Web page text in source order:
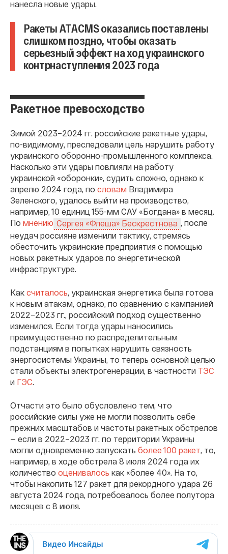
нанесла новые удары.
Ракеты ATACMS оказались поставлены
слишком поздно, чтобы оказать
серьезный эффект на ход украинского
контрнаступления 2023 года
Ракетное превосходство
Зимой 2023–2024 гг. российские ракетные удары,
по-видимому, преследовали цель нарушить работу
украинского оборонно-промышленного комплекса.
Насколько эти удары повлияли на работу
украинской «оборонки», судить сложно, однако к
апрелю 2024 года, по словам Владимира
Зеленского, удалось выйти на производство,
например, 10 единиц 155-мм САУ «Богдана» в месяц.
По мнению Сергея «Флеша» Бескрестнова , после
неудач россияне изменили тактику, стремясь
обесточить украинские предприятия с помощью
новых ракетных ударов по энергетической
инфраструктуре.
Как считалось, украинская энергетика была готова
к новым атакам, однако, по сравнению с кампанией
2022–2023 гг., российский подход существенно
изменился. Если тогда удары наносились
преимущественно по распределительным
подстанциям в попытках нарушить связность
энергосистемы Украины, то теперь основной целью
стали объекты электрогенерации, в частности ТЭС
и ГЭС.
Отчасти это было обусловлено тем, что
российские силы уже не могли позволить себе
прежних масштабов и частоты ракетных обстрелов
— если в 2022–2023 гг. по территории Украины
могли одновременно запускать более 100 ракет, то,
например, в ходе обстрела 8 июля 2024 года их
количество оценивалось как «более 40». На то,
чтобы накопить 127 ракет для рекордного удара 26
августа 2024 года, потребовалось более полутора
месяцев с 8 июля.